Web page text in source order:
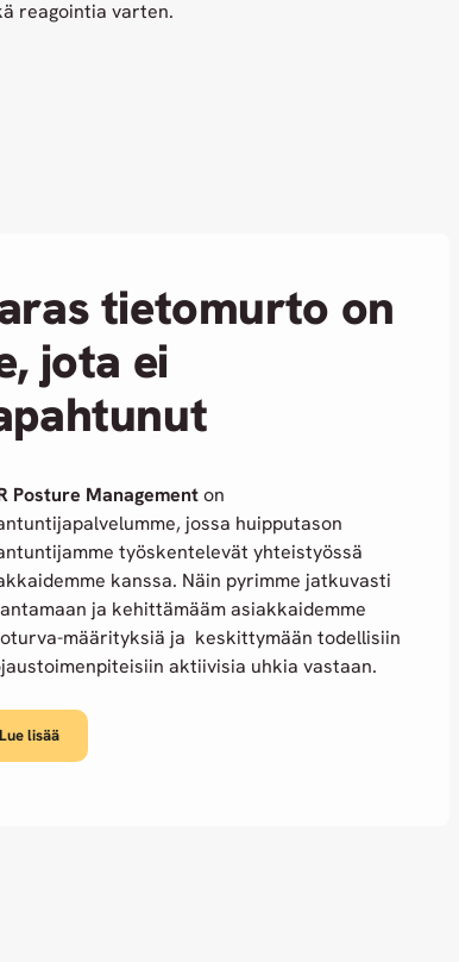
reagointia varten.
tietomurto on
jota ei
Posture Managementon
jossa huipputason
työskentelevät yhteistyössä
kanssa. Näin pyrimme jatkuvasti
ja kehittämääm asiakkaidemme
määrityksiä ja keskittymään todellisiin
aktiivisia uhkia vastaan.
Lue lisää